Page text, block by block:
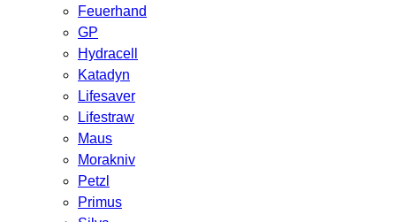
Feuerhand
GP
Hydracell
Katadyn
Lifesaver
Lifestraw
Maus
Morakniv
Petzl
Primus